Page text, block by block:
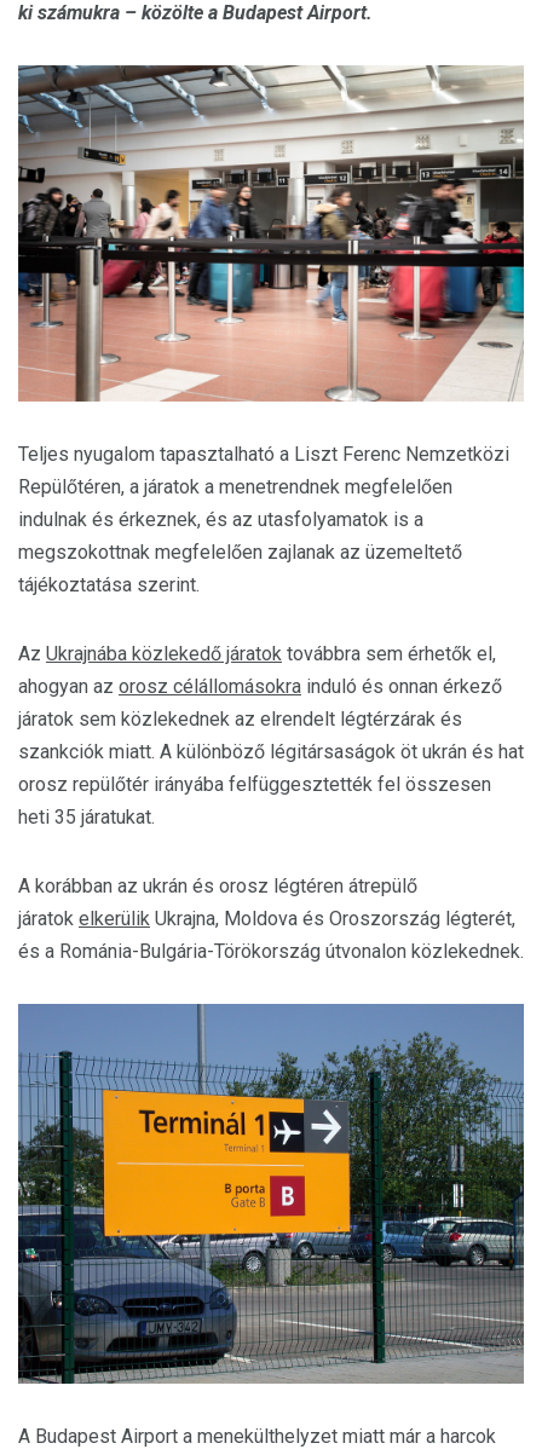
ki számukra – közölte a Budapest Airport.
Teljes nyugalom tapasztalható a Liszt Ferenc Nemzetközi
Repülőtéren, a járatok a menetrendnek megfelelően
indulnak és érkeznek, és az utasfolyamatok is a
megszokottnak megfelelően zajlanak az üzemeltető
tájékoztatása szerint.
Az Ukrajnába közlekedő járatok továbbra sem érhetők el,
ahogyan az orosz célállomásokra induló és onnan érkező
járatok sem közlekednek az elrendelt légtérzárak és
szankciók miatt. A különböző légitársaságok öt ukrán és hat
orosz repülőtér irányába felfüggesztették fel összesen
heti 35 járatukat.
A korábban az ukrán és orosz légtéren átrepülő
járatok elkerülik Ukrajna, Moldova és Oroszország légterét,
és a Románia-Bulgária-Törökország útvonalon közlekednek.
A Budapest Airport a menekülthelyzet miatt már a harcok